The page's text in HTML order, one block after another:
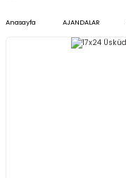
Anasayfa AJANDALAR